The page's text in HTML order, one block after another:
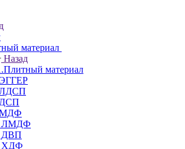
материал
Назад
материал
ЛМДФ
ДВП
ХДФ